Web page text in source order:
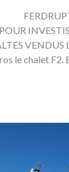
POUR
VENDUS
le chalet F2.